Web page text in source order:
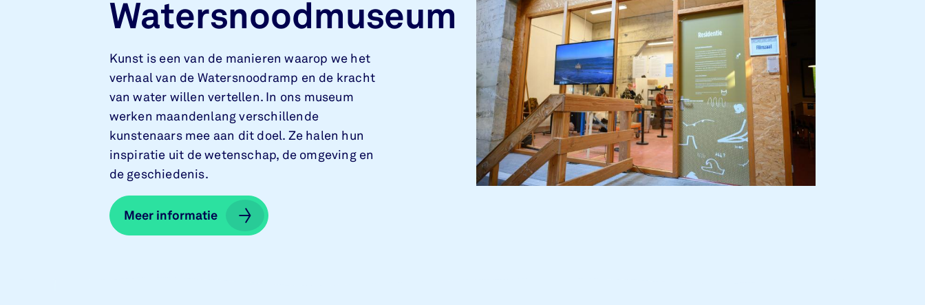
Watersnoodmuseum
Kunst is een van de manieren waarop we het
verhaal van de Watersnoodramp en de kracht
van water willen vertellen. In ons museum
werken maandenlang verschillende
kunstenaars mee aan dit doel. Ze halen hun
inspiratie uit de wetenschap, de omgeving en
de geschiedenis.
Meer informatie
Meer informatie